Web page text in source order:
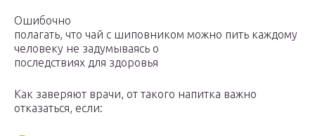
Ошибочно
полагать, что чай с шиповником можно пить каждому
человеку не задумываясь о
последствиях для здоровья
Как заверяют врачи, от такого напитка важно
отказаться, если: